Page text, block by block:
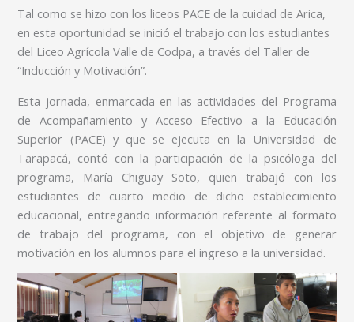
Tal como se hizo con los liceos PACE de la cuidad de Arica,
en esta oportunidad se inició el trabajo con los estudiantes
del Liceo Agrícola Valle de Codpa, a través del Taller de
“Inducción y Motivación”.
Esta jornada, enmarcada en las actividades del Programa
de Acompañamiento y Acceso Efectivo a la Educación
Superior (PACE) y que se ejecuta en la Universidad de
Tarapacá, contó con la participación de la psicóloga del
programa, María Chiguay Soto, quien trabajó con los
estudiantes de cuarto medio de dicho establecimiento
educacional, entregando información referente al formato
de trabajo del programa, con el objetivo de generar
motivación en los alumnos para el ingreso a la universidad.